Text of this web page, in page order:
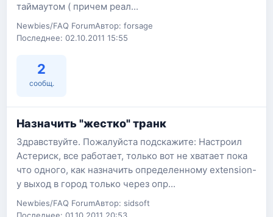
таймаутом ( причем реал...
Newbies/FAQ ForumАвтор: forsage
Последнее: 02.10.2011 15:55
2
сообщ.
Назначить "жестко" транк
Здравствуйте. Пожалуйста подскажите: Настроил
Астериск, все работает, только вот не хватает пока
что одного, как назначить определенному extension-
у выход в город только через опр...
Newbies/FAQ ForumАвтор: sidsoft